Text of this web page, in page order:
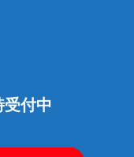
受付中